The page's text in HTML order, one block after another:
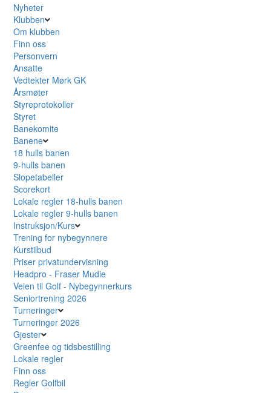
Nyheter
Klubben
Om klubben
Finn oss
Personvern
Ansatte
Vedtekter Mørk GK
Årsmøter
Styreprotokoller
Styret
Banekomite
Banene
18 hulls banen
9-hulls banen
Slopetabeller
Scorekort
Lokale regler 18-hulls banen
Lokale regler 9-hulls banen
Instruksjon/Kurs
Trening for nybegynnere
Kurstilbud
Priser privatundervisning
Headpro - Fraser Mudie
Veien til Golf - Nybegynnerkurs
Seniortrening 2026
Turneringer
Turneringer 2026
Gjester
Greenfee og tidsbestilling
Lokale regler
Finn oss
Regler Golfbil